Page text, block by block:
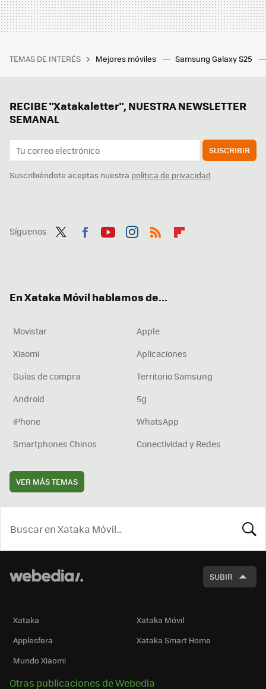
TEMAS DE INTERÉS Mejores móviles Samsung Galaxy S25
RECIBE "Xatakaletter", NUESTRA NEWSLETTER
SEMANAL
SUSCRIBIR
Suscribiéndote aceptas nuestra política de privacidad
Síguenos
En Xataka Móvil hablamos de...
Movistar
Apple
Xiaomi
Aplicaciones
Guías de compra
Territorio Samsung
Android
5g
iPhone
WhatsApp
Smartphones Chinos
Conectividad y Redes
VER MÁS TEMAS
SUBIR
Xataka
Xataka Móvil
Applesfera
Xataka Smart Home
Mundo Xiaomi
Otras publicaciones de Webedia